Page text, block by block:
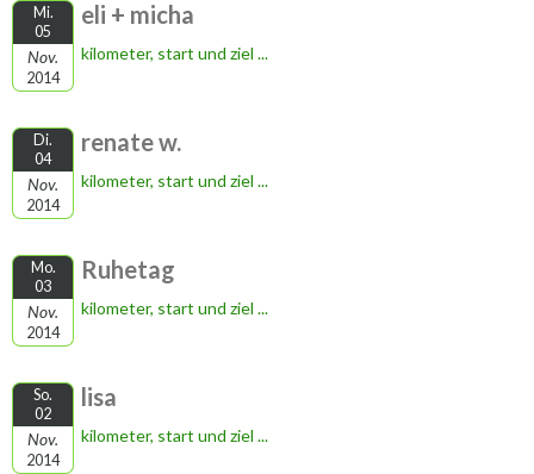
Mi.
05
Nov.
2014
eli + micha
kilometer, start und ziel ...
Di.
04
Nov.
2014
renate w.
kilometer, start und ziel ...
Mo.
03
Nov.
2014
Ruhetag
kilometer, start und ziel ...
So.
02
Nov.
2014
lisa
kilometer, start und ziel ...